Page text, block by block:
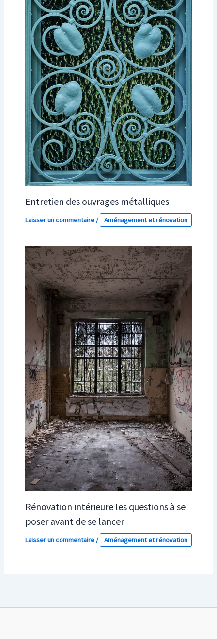
Entretien des ouvrages métalliques
Laisser un commentaire/ Aménagement et rénovation
Rénovation intérieure les questions à se
poser avant de se lancer
Laisser un commentaire/ Aménagement et rénovation